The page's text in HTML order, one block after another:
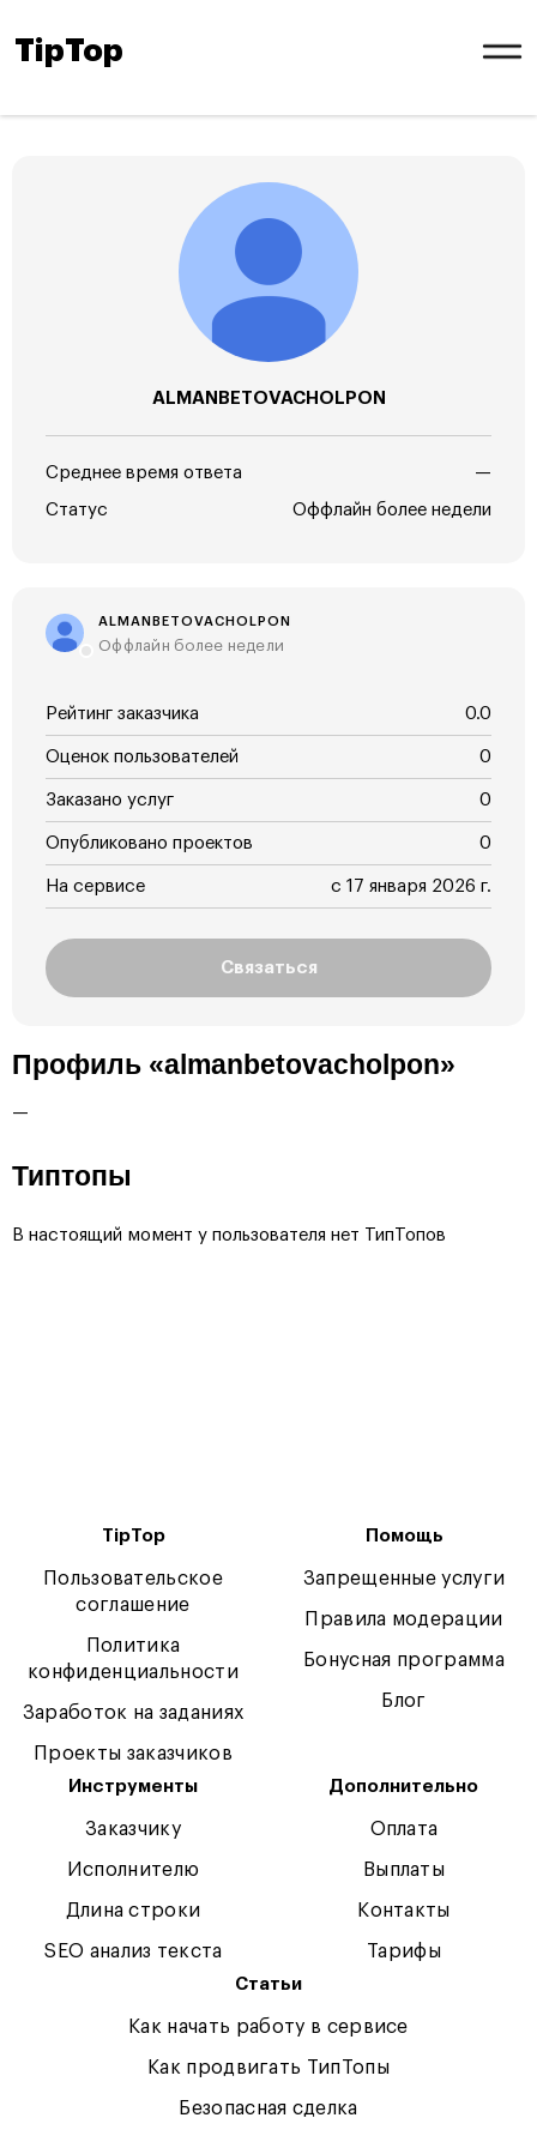
TipTop
ALMANBETOVACHOLPON
Среднее время ответа —
Статус Оффлайн более недели
ALMANBETOVACHOLPON
Оффлайн более недели
Рейтинг заказчика 0.0
Оценок пользователей 0
Заказано услуг 0
Опубликовано проектов 0
На сервисе с 17 января 2026 г.
Связаться
Профиль «almanbetovacholpon»
—
Типтопы
В настоящий момент у пользователя нет ТипТопов
TipTop
Пользовательское
соглашение
Политика
конфиденциальности
Заработок на заданиях
Проекты заказчиков
Помощь
Запрещенные услуги
Правила модерации
Бонусная программа
Блог
Инструменты
Заказчику
Исполнителю
Длина строки
SEO анализ текста
Дополнительно
Оплата
Выплаты
Контакты
Тарифы
Статьи
Как начать работу в сервисе
Как продвигать ТипТопы
Безопасная сделка